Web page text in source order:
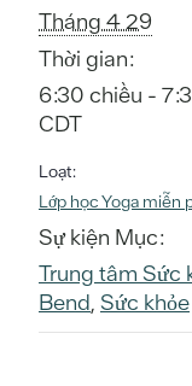
Tháng 4 29
Thời gian:
6:30 chiều -
CDT
Loạt:
Lớp học Yoga miễn
Sự kiện Mục:
Trung tâm Sức
Bend, Sức khỏe